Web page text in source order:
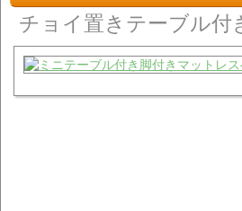
チョイ置きテーブル付